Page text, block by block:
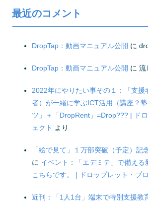
最近のコメント
DropTap：動画マニュアル公開 に
DropTap：動画マニュアル公開 に 流
2022年にやりたい事その１：「支
者）が一緒に学ぶICT活用（講座？塾
ツ」＋「DropRent」=Drop??? | ド
ェクト より
「絵で見て」１万部突破（予定）記
に イベント：「エデミテ」で備え
こちらです。 | ドロップレット・プ
近刊：「1人1台」端末で特別支援